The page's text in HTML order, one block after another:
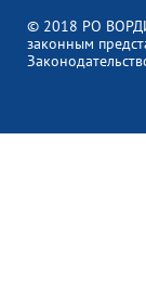
© 2018 РО
законным